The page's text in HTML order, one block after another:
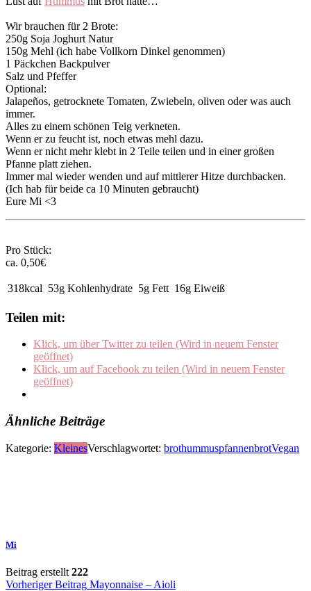
Wir brauchen für 2 Brote:
250g Soja Joghurt Natur
150g Mehl (ich habe Vollkorn Dinkel genommen)
1 Päckchen Backpulver
Salz und Pfeffer
Optional:
Jalapeños, getrocknete Tomaten, Zwiebeln, oliven oder was auch
immer.
Alles zu einem schönen Teig verkneten.
Wenn er zu feucht ist, noch etwas mehl dazu.
Wenn er nicht mehr klebt in 2 Teile teilen und in einer großen
Pfanne platt ziehen.
Immer mal wieder wenden und auf mittlerer Hitze durchbacken.
(Ich hab für beide ca 10 Minuten gebraucht)
Eure Mi <3
Pro Stück:
ca. 0,50€
318kcal 53g Kohlenhydrate 5g Fett 16g Eiweiß
Teilen mit:
Klick, um über Twitter zu teilen (Wird in neuem Fenster
geöffnet)
Klick, um auf Facebook zu teilen (Wird in neuem Fenster
geöffnet)
Ähnliche Beiträge
Kategorie: KleinesVerschlagwortet: brothummuspfannenbrotVegan
Mi
Beitrag erstellt 222
Beitragsnavigation
Vorheriger Beitrag Mayonnaise – Aioli